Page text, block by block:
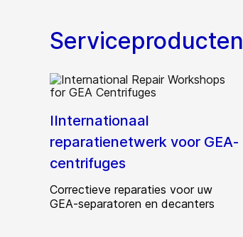
Serviceproducten
IInternationaal
reparatienetwerk voor GEA-
centrifuges
Correctieve reparaties voor uw
GEA-separatoren en decanters